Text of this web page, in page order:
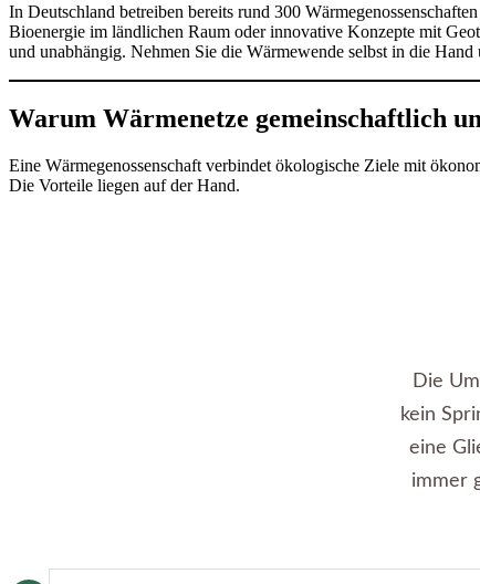
In Deutschland betreiben bereits rund 300
Bioenergie im ländlichen Raum oder innovative Konzepte mit
und unabhängig. Nehmen Sie die Wärmewende selbst in die
Warum Wärmenetze gemeinschaftlich
Eine Wärmegenossenschaft verbindet ökologische Ziele mit
Die Vorteile liegen auf der Hand.
Die
kein
eine
immer